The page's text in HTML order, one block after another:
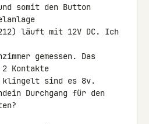
somit den Button
läuft mit 12V DC. Ich
gemessen. Das
Kontakte
klingelt sind es 8v.
Durchgang für den